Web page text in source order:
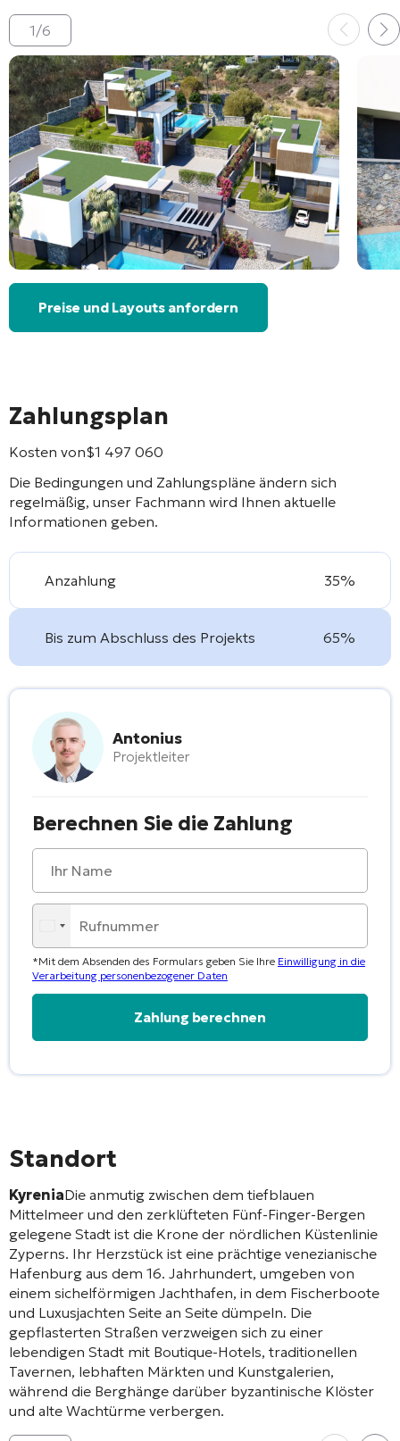
1/6
Preise und Layouts anfordern
Zahlungsplan
Kosten von$1 497 060
Die Bedingungen und Zahlungspläne ändern sich
regelmäßig, unser Fachmann wird Ihnen aktuelle
Informationen geben.
Anzahlung 35%
Bis zum Abschluss des Projekts 65%
Antonius
Projektleiter
Berechnen Sie die Zahlung
*Mit dem Absenden des Formulars geben Sie Ihre Einwilligung in die
Verarbeitung personenbezogener Daten
Standort
KyreniaDie anmutig zwischen dem tiefblauen
Mittelmeer und den zerklüfteten Fünf-Finger-Bergen
gelegene Stadt ist die Krone der nördlichen Küstenlinie
Zyperns. Ihr Herzstück ist eine prächtige venezianische
Hafenburg aus dem 16. Jahrhundert, umgeben von
einem sichelförmigen Jachthafen, in dem Fischerboote
und Luxusjachten Seite an Seite dümpeln. Die
gepflasterten Straßen verzweigen sich zu einer
lebendigen Stadt mit Boutique-Hotels, traditionellen
Tavernen, lebhaften Märkten und Kunstgalerien,
während die Berghänge darüber byzantinische Klöster
und alte Wachtürme verbergen.